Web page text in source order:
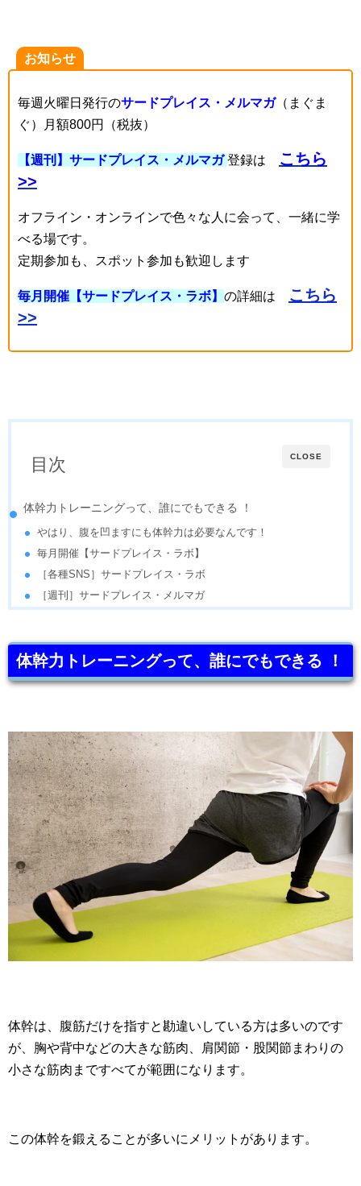
お知らせ
毎週火曜日発行のサードプレイス・メルマガ（まぐま
ぐ）月額800円（税抜）
【週刊】サードプレイス・メルマガ 登録は
こちら
>>
オフライン・オンラインで色々な人に会って、一緒に学
べる場です。
定期参加も、スポット参加も歓迎します
毎月開催【サードプレイス・ラボ】 の詳細は
こちら
>>
CLOSE
目次
体幹力トレーニングって、誰にでもできる ！
やはり、腹を凹ますにも体幹力は必要なんです！
毎月開催【サードプレイス・ラボ】
［各種SNS］サードプレイス・ラボ
［週刊］サードプレイス・メルマガ
体幹力トレーニングって、誰にでもできる ！
体幹は、腹筋だけを指すと勘違いしている方は多いのです
が、胸や背中などの大きな筋肉、肩関節・股関節まわりの
小さな筋肉まですべてが範囲になります。
この体幹を鍛えることが多いにメリットがあります。